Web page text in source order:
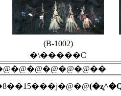
(B-1002)
�\�����C